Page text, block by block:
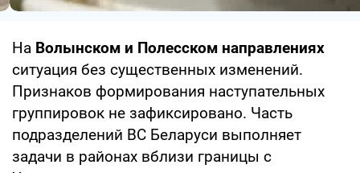
На Волынском и Полесском направлениях
ситуация без существенных изменений.
Признаков формирования наступательных
группировок не зафиксировано. Часть
подразделений ВС Беларуси выполняет
задачи в районах вблизи границы с